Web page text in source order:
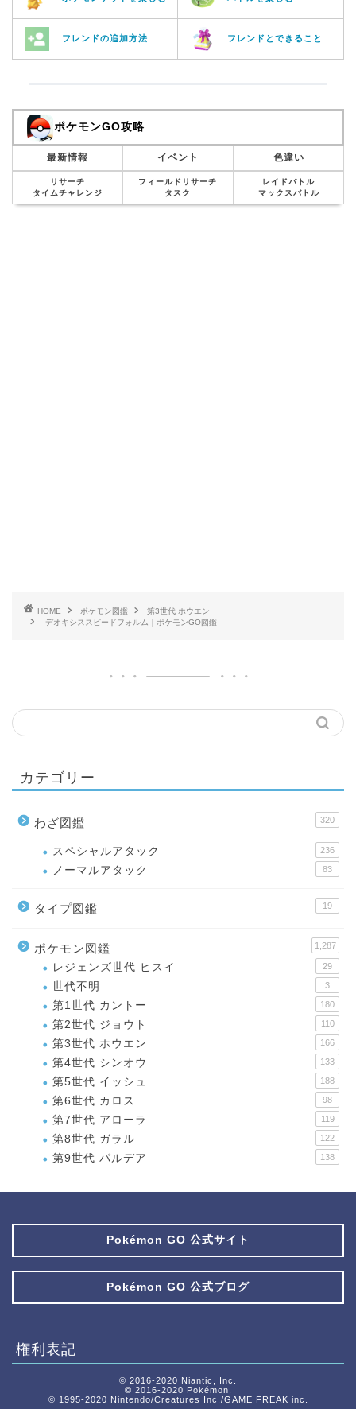
フレンドの追加方法 フレンドとできること
ポケモンGO攻略
最新情報 イベント 色違い
リサーチ
タイムチャレンジ
フィールドリサーチ
タスク
レイドバトル
マックスバトル
HOME ポケモン図鑑
第3世代 ホウエン
デオキシススピードフォルム｜ポケモンGO図鑑
カテゴリー
わざ図鑑 320
スペシャルアタック 236
ノーマルアタック 83
タイプ図鑑 19
ポケモン図鑑 1,287
レジェンズ世代 ヒスイ 29
世代不明 3
第1世代 カントー 180
第2世代 ジョウト 110
第3世代 ホウエン 166
第4世代 シンオウ 133
第5世代 イッシュ 188
第6世代 カロス 98
第7世代 アローラ 119
第8世代 ガラル 122
第9世代 パルデア 138
Pokémon GO 公式サイト
Pokémon GO 公式ブログ
権利表記
© 2016-2020 Niantic, Inc.
© 2016-2020 Pokémon.
© 1995-2020 Nintendo/Creatures Inc./GAME FREAK inc.